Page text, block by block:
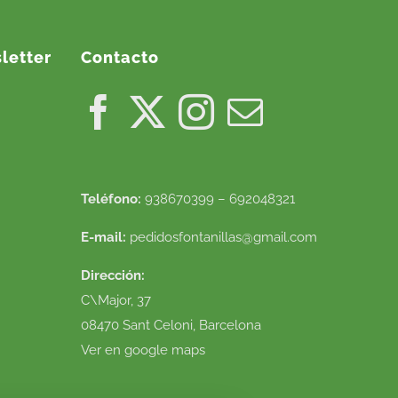
Contacto
Teléfono: 938670399 – 692048321
E-mail: pedidosfontanillas@gmail.com
Dirección:
C\Major, 37
08470 Sant Celoni, Barcelona
Ver en google maps